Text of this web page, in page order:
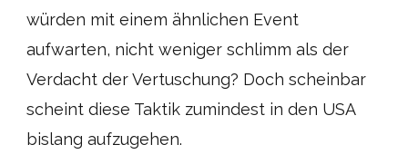
würden mit einem ähnlichen Event
aufwarten, nicht weniger schlimm als der
Verdacht der Vertuschung? Doch scheinbar
scheint diese Taktik zumindest in den USA
bislang aufzugehen.